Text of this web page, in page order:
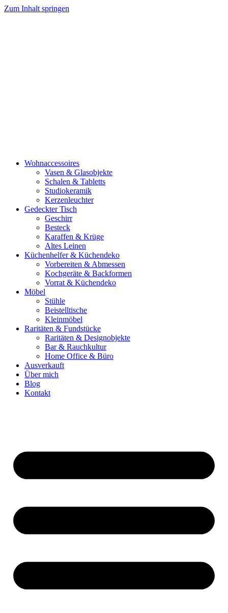
Zum Inhalt springen
Wohnaccessoires
Vasen & Glasobjekte
Schalen & Tabletts
Studiokeramik
Kerzenleuchter
Gedeckter Tisch
Geschirr
Besteck
Karaffen & Krüge
Altes Leinen
Küchenhelfer & Küchendeko
Vorbereiten & Abmessen
Kochgeräte & Backformen
Vorrat & Küchendeko
Möbel
Stühle
Beistelltische
Kleinmöbel
Raritäten & Fundstücke
Raritäten & Designobjekte
Bar & Rauchkultur
Home Office & Büro
Ausverkauft
Über mich
Blog
Kontakt